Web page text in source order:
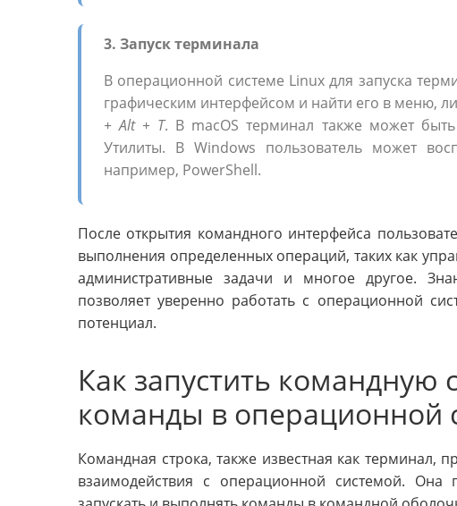
3. Запуск терминала
В операционной системе Linux для запуска
графическим интерфейсом и найти его в меню,
+ Alt + T. В macOS терминал также может
Утилиты. В Windows пользователь может
например, PowerShell.
После открытия командного интерфейса
выполнения определенных операций, таких как
административные задачи и многое другое.
позволяет уверенно работать с операционной
потенциал.
Как запустить командную
команды в операционной
Командная строка, также известная как терминал,
взаимодействия с операционной системой. Она